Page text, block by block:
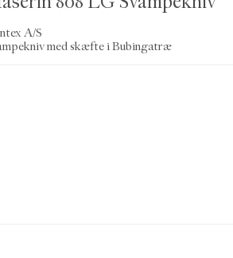
A/S
med skæfte i Bubingatræ